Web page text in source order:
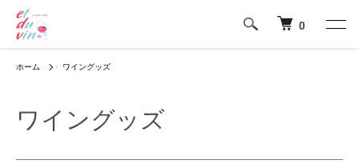
0
ホーム ワイングッズ
ワイングッズ